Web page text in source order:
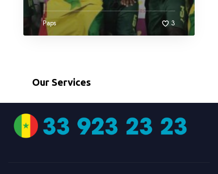
Paps 3
Our Services